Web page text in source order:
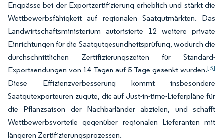
Engpässe bei der Exportzertifizierung erheblich und stärkt die
Wettbewerbsfähigkeit auf regionalen Saatgutmärkten. Das
Landwirtschaftsministerium autorisierte 12 weitere private
Einrichtungen für die Saatgutgesundheitsprüfung, wodurch die
durchschnittlichen Zertifizierungszeiten für Standard-
Exportsendungen von 14 Tagen auf 5 Tage gesenkt wurden.[3]
Diese Effizienzverbesserung kommt insbesondere
Saatgutexporteuren zugute, die auf Just-in-time-Lieferpläne für
die Pflanzsaison der Nachbarländer abzielen, und schafft
Wettbewerbsvorteile gegenüber regionalen Lieferanten mit
längeren Zertifizierungsprozessen.